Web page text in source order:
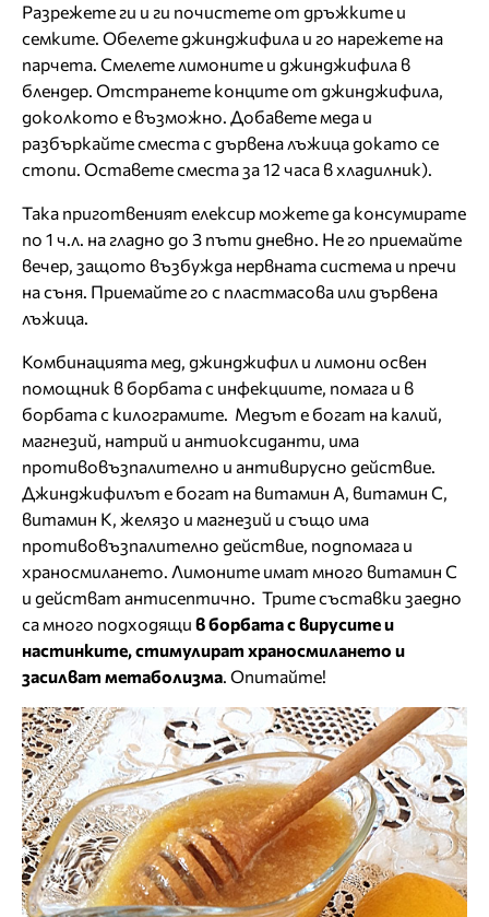
Разрежете ги и ги почистете от дръжките и
семките. Обелете джинджифила и го нарежете на
парчета. Смелете лимоните и джинджифила в
блендер. Отстранете конците от джинджифила,
доколкото е възможно. Добавете меда и
разбъркайте сместа с дървена лъжица докато се
стопи. Оставете сместа за 12 часа в хладилник).
Така приготвеният елексир можете да консумирате
по 1 ч.л. на гладно до 3 пъти дневно. Не го приемайте
вечер, защото възбужда нервната система и пречи
на съня. Приемайте го с пластмасова или дървена
лъжица.
Комбинацията мед, джинджифил и лимони освен
помощник в борбата с инфекциите, помага и в
борбата с килограмите. Медът е богат на калий,
магнезий, натрий и антиоксиданти, има
противовъзпалително и антивирусно действие.
Джинджифилът е богат на витамин А, витамин C,
витамин К, желязо и магнезий и също има
противовъзпалително действие, подпомага и
храносмилането. Лимоните имат много витамин C
и действат антисептично. Трите съставки заедно
са много подходящи в борбата с вирусите и
настинките, стимулират храносмилането и
засилват метаболизма. Опитайте!